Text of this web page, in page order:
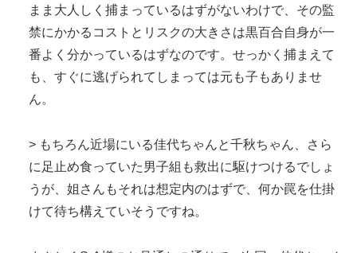
まま大人しく捕まっているはずがないわけで、その監
禁にかかるコストとリスクの大きさは黒百合自身が一
番よく分かっているはずなのです。せっかく捕まえて
も、すぐに逃げられてしまっては元も子もありませ
ん。
> もちろん近場にいる佳代ちゃんと千秋ちゃん、さら
に足止め食っていた男子組も救出に駆けつけるでしょ
うが、姐さんもそれは想定内のはずで、何か罠を仕掛
けて待ち構えていそうですね。